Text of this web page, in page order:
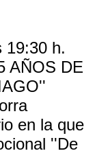
19:30 h.
AÑOS DE
en la que
''De